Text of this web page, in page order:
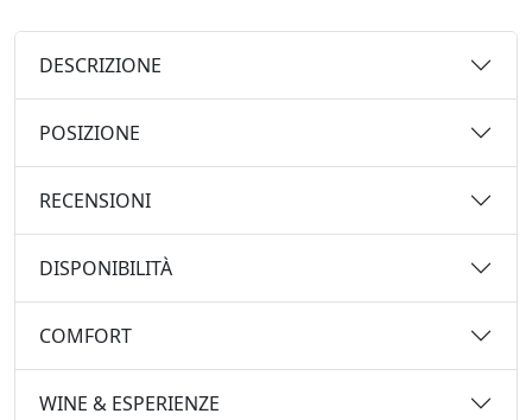
DESCRIZIONE
POSIZIONE
RECENSIONI
DISPONIBILITÀ
COMFORT
WINE & ESPERIENZE